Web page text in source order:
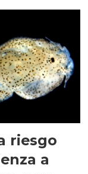
riesgo
a